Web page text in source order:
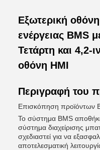
Εξωτερική
ενέργειας BMS
Τετάρτη και 4,2-
οθόνη HMI
Περιγραφή του
Επισκόπηση προϊόντων
Το σύστημα BMS
σύστημα διαχείρισης
σχεδιαστεί για να
αποτελεσματική